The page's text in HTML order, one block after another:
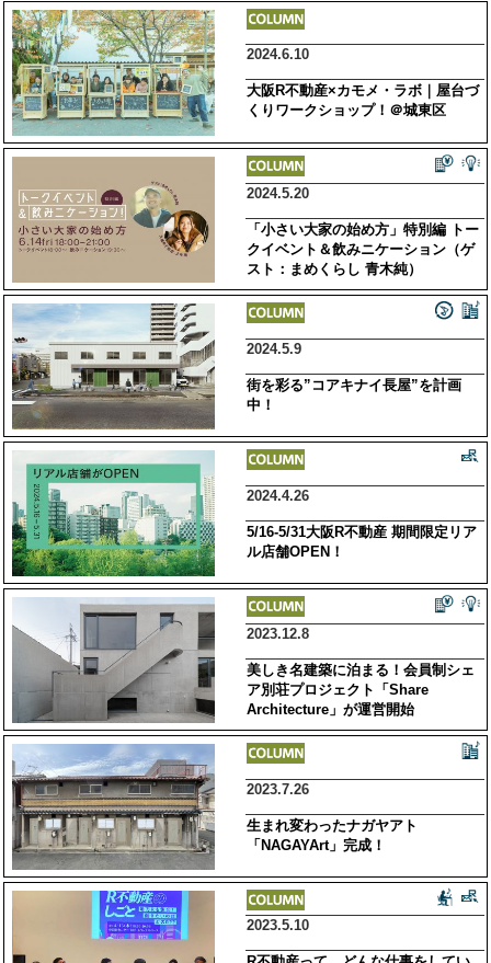
2024.6.10
大阪R不動産×カモメ・ラボ｜屋台づ
くりワークショップ！＠城東区
2024.5.20
「小さい大家の始め方」特別編 トー
クイベント＆飲みニケーション（ゲ
スト：まめくらし 青木純）
2024.5.9
街を彩る”コアキナイ長屋”を計画
中！
2024.4.26
5/16-5/31大阪R不動産 期間限定リア
ル店舗OPEN！
2023.12.8
美しき名建築に泊まる！会員制シェ
ア別荘プロジェクト「Share
Architecture」が運営開始
2023.7.26
生まれ変わったナガヤアト
「NAGAYArt」完成！
2023.5.10